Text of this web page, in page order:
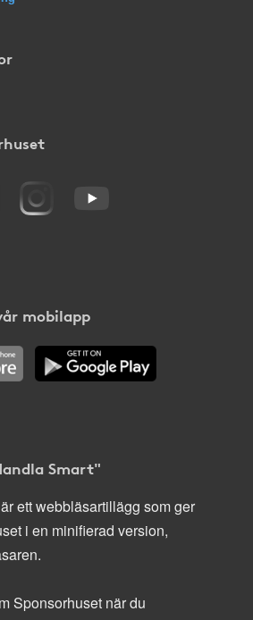
mobilapp
Smart"
ett webbläsartillägg som ger
i en minifierad version,
Sponsorhuset när du